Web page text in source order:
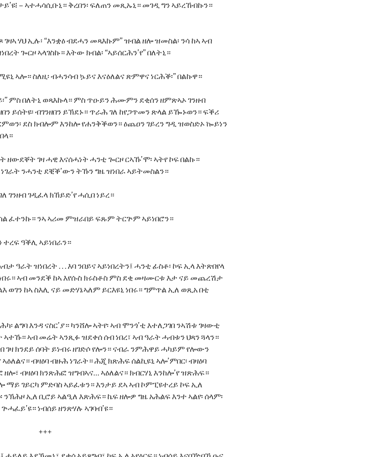
– ኣተሓሳሲቡኒ። ቅረበን፡ ፍለጠን መጺኡኒ። መገዲ ግን ኣይረኸብኩን።
ሃህ ኢሉ፡ “እንቋዕ ብደሓን መጻእኩም” ዝብል ዘሎ ዝመስል፡ ንሳ ከኣ ኣብ
ጐርዞ ኣላገስኩ። እትው ክብል፡ “ኣይሰርሕን’የ” በለትኒ።
ኣሎ። ስለዚ፡ ብሓንሳብ ኴይና እናዕለልና ጽምዋና ነርሕቕ፡” በልኩዋ።
ምስ በለትኒ ወጻእኩላ። ምስ ጥዑይን ሕሙምን ደቂሰን ዘምጽኣኦ ገንዘብ
ይሰትዩ፡ ብገንዘበን ይኽደኑ። ጥራሕ ገለ ከየጋጥመን ጽላል ይዀኑወን። ፍቕሪ
ደስ ክብሎም እንከሎ የሐንቅቕወን። ዕጨዐን ገይረን ግዲ ዝወስድኦ ኰይነን
ገዛ ሓዊ እናሰሓነት ሓንቲ ጐርዞ ርኣኹ’ሞ፡ ኣትየ ኮፍ በልኩ።
ንሓንቲ ደቒቕ’ውን ትኹን ግዜ ዝነበራ ኣይትመስልን።
ገንዘብ ገዲፈላ ክኸይድ’የ ሓሲበ ነይረ።
ፈተንኩ። ንኣ ኣሪመ ምዝራበይ ፍጹም ትርጕም ኣይነበሮን።
ዓቕሊ ኣይነበራን።
ዓራት ዝነበረት . . . እባ ንበይና ኣይነበረትን፤ ሓንቲ ፊስቶ፡ ኮፍ ኢላ እትጽበየላ
ኣብ መንደቕ ከኣ እየሱስ ክሩስቶስ ምስ ደቂ መዛሙርቱ እታ ናይ መጨረሽታ
ወገን ከኣ ስእሊ ናይ መድሃኔኣለም ይርእዩኒ ነበሩ። ግምጥል ኢለ ወጺአ በቲ
ልግባ እንዳ ናስር’ያ። ካንሸሎ ኣትየ፡ ኣብ ሞንጎ’ቲ እተለጋገበ ንኣሽቱ ገዛውቲ
ኣብ መሬት ኣንጺፉ ዝደቀሰ ሰብ ነበረ፣ ኣብ ዓራት ሓብቱን ህጻን ጓላን።
ገዛ ክንደይ ሰባት ይነብሩ ዘገድሶ የሎን። ናብራ ንምሕዋይ ሓካይም የሎውን
ብዛዕባ ብዙሕ ነገራት። ሕጂ ክጽሕፍ ሰልኪዩኒ ኣሎ’ምበር፡ ብዛዕባ
ብዛዕባ ክንጽሕፎ ዝግብኣና… ኣዕለልና። ክብርሃኒ እንከሎ’የ ዝጽሕፍ።
ገይርካ ምድባስ ኣይፈቱን። እንታይ ደኣ ኣብ ኮምፒዩተረይ ኮፍ ኢለ
ንኽሕዞ ኢለ ቢሮይ ኣልዒለ እጽሕፍ። ኬፍ ዘሎዎ ግዜ አሕልፍ እንተ ኣልየ፡ ሰላም፡
ነብሰይ ዘንጽሃሉ ኣገባብ’ዩ።
+++